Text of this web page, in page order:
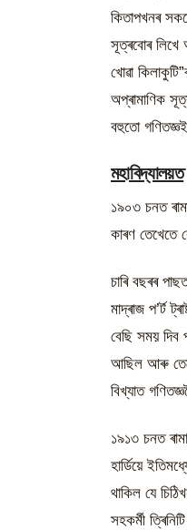
কিতাপখনৰ
সূত্ৰবোৰ লিখে
খোৱা
অপ্ৰামাণিক
বহুতো
মহাবিদ্যালয়ত
১৯০৩ চনত
কাৰণ তেখেতে
চাৰি বছৰৰ
মাদ্ৰাজ প’ৰ্ট
বেছি সময় দিব
আছিল আৰু
বিখ্যাত
১৯১৩ চনত
হাৰ্ডিয়ে
থাকিল যে
সহকৰ্মী